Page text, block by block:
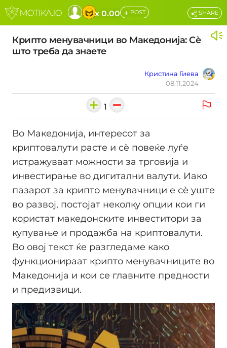
x 0.00 + POST
Крипто менувачници во Македонија: Сѐ
што треба да знаете
Кристина Гиева
08.11.2024
SHARE
1
Во Македонија, интересот за
криптовалути расте и сè повеќе луѓе
истражуваат можности за трговија и
инвестирање во дигитални валути. Иако
пазарот за крипто менувачници е сè уште
во развој, постојат неколку опции кои ги
користат македонските инвеститори за
купување и продажба на криптовалути.
Во овој текст ќе разгледаме како
функционираат крипто менувачниците во
Македонија и кои се главните предности
и предизвици.